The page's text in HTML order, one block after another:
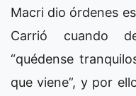
Macri dio órdenes
Carrió cuando
“quédense
que viene”, y por